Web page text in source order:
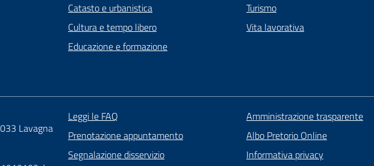
Catasto e urbanistica
Cultura e tempo libero
Educazione e formazione
Turismo
Vita lavorativa
Lavagna
Leggi le FAQ
Prenotazione appuntamento
Segnalazione disservizio
Amministrazione trasparente
Albo Pretorio Online
Informativa privacy